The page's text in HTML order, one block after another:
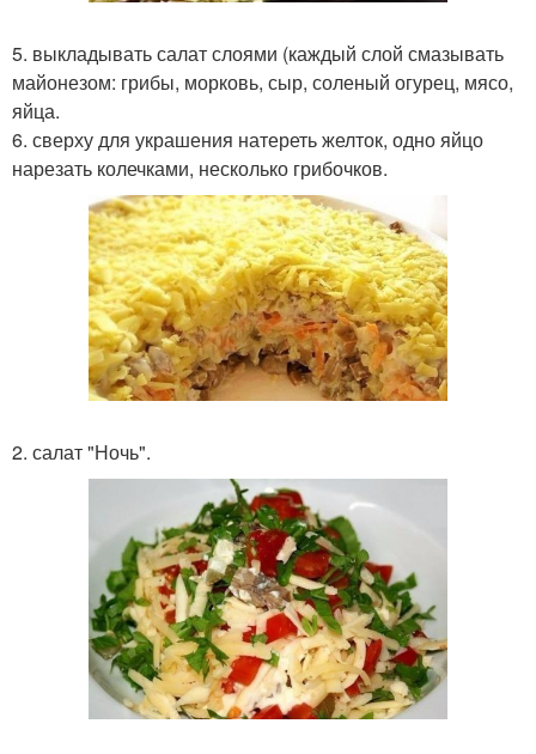
5. выкладывать салат слоями (каждый слой смазывать
майонезом: грибы, морковь, сыр, соленый огурец, мясо,
яйца.
6. сверху для украшения натереть желток, одно яйцо
нарезать колечками, несколько грибочков.
2. салат "Ночь".